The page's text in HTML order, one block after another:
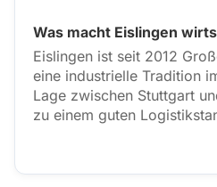
Was macht Eislingen
Eislingen ist seit 2012
eine industrielle Tradition
Lage zwischen Stuttgart
zu einem guten